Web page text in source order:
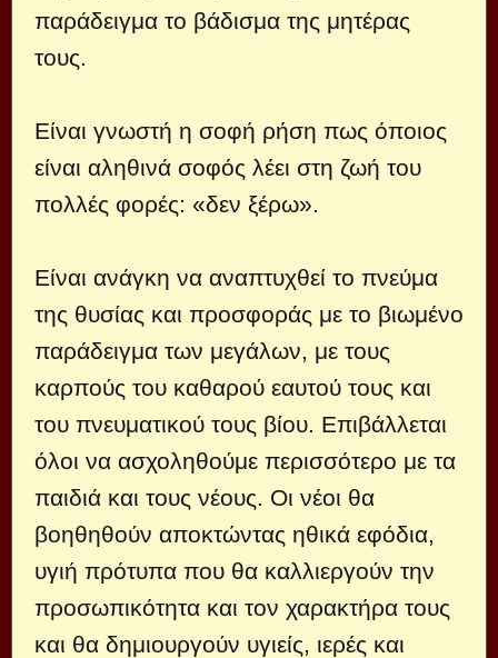
παράδειγμα το βάδισμα της μητέρας
τους.
Είναι γνωστή η σοφή ρήση πως όποιος
είναι αληθινά σοφός λέει στη ζωή του
πολλές φορές: «δεν ξέρω».
Είναι ανάγκη να αναπτυχθεί το πνεύμα
της θυσίας και προσφοράς με το βιωμένο
παράδειγμα των μεγάλων, με τους
καρπούς του καθαρού εαυτού τους και
του πνευματικού τους βίου. Επιβάλλεται
όλοι να ασχοληθούμε περισσότερο με τα
παιδιά και τους νέους. Οι νέοι θα
βοηθηθούν αποκτώντας ηθικά εφόδια,
υγιή πρότυπα που θα καλλιεργούν την
προσωπικότητα και τον χαρακτήρα τους
και θα δημιουργούν υγιείς, ιερές και